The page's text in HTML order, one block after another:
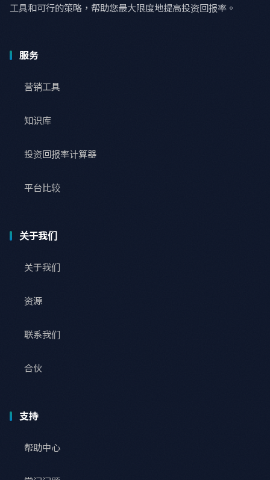
工具和可行的策略，帮助您最大限度地提高投资回报率。
服务
营销工具
知识库
投资回报率计算器
平台比较
关于我们
关于我们
资源
联系我们
合伙
支持
帮助中心